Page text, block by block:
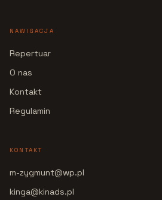
NAWIGACJA
Repertuar
O nas
Kontakt
Regulamin
KONTAKT
m-zygmunt@wp.pl
kinga@kinads.pl